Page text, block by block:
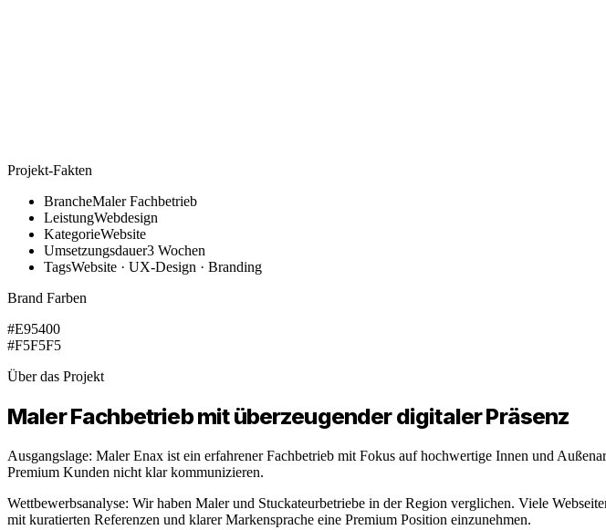
Projekt-Fakten
BrancheMaler Fachbetrieb
LeistungWebdesign
KategorieWebsite
Umsetzungsdauer3 Wochen
TagsWebsite · UX-Design · Branding
Brand Farben
#E95400
#F5F5F5
Über das Projekt
Maler Fachbetrieb mit überzeugender digitaler Präsenz
Ausgangslage: Maler Enax ist ein erfahrener Fachbetrieb mit Fokus auf hochwertige Innen und
Premium Kunden nicht klar kommunizieren.
Wettbewerbsanalyse: Wir haben Maler und Stuckateurbetriebe in der Region verglichen. Viele
mit kuratierten Referenzen und klarer Markensprache eine Premium Position einzunehmen.